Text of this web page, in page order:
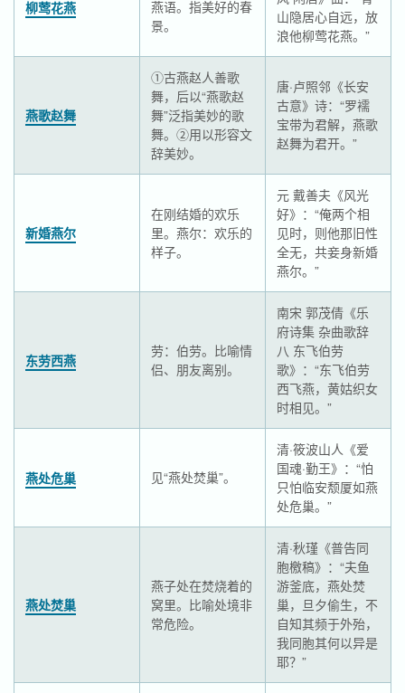
柳莺花燕
燕语。指美好的春
景。
山隐居心自远，放
浪他柳莺花燕。”
燕歌赵舞
①古燕赵人善歌
舞，后以“燕歌赵
舞”泛指美妙的歌
舞。②用以形容文
辞美妙。
唐·卢照邻《长安
古意》诗：“罗襦
宝带为君解，燕歌
赵舞为君开。”
新婚燕尔
在刚结婚的欢乐
里。燕尔：欢乐的
样子。
元 戴善夫《风光
好》：“俺两个相
见时，则他那旧性
全无，共妾身新婚
燕尔。”
东劳西燕
劳：伯劳。比喻情
侣、朋友离别。
南宋 郭茂倩《乐
府诗集 杂曲歌辞
八 东飞伯劳
歌》：“东飞伯劳
西飞燕，黄姑织女
时相见。”
燕处危巢 见“燕处焚巢”。
清·筱波山人《爱
国魂·勤王》：“怕
只怕临安颓厦如燕
处危巢。”
燕处焚巢
燕子处在焚烧着的
窝里。比喻处境非
常危险。
清·秋瑾《普告同
胞檄稿》：“夫鱼
游釜底，燕处焚
巢，旦夕偷生，不
自知其频于外殆，
我同胞其何以异是
耶？”